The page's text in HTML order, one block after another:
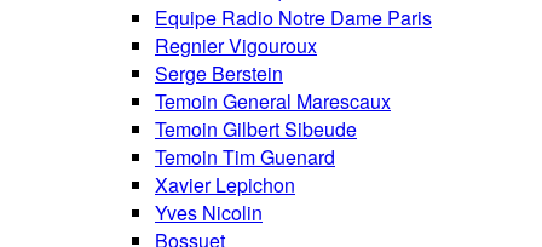
Equipe Radio Notre Dame Paris
Regnier Vigouroux
Serge Berstein
Temoin General Marescaux
Temoin Gilbert Sibeude
Temoin Tim Guenard
Xavier Lepichon
Yves Nicolin
Bossuet